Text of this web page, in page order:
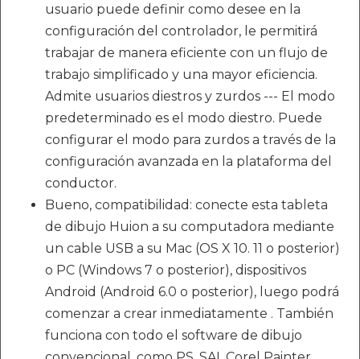
usuario puede definir como desee en la
configuración del controlador, le permitirá
trabajar de manera eficiente con un flujo de
trabajo simplificado y una mayor eficiencia.
Admite usuarios diestros y zurdos --- El modo
predeterminado es el modo diestro. Puede
configurar el modo para zurdos a través de la
configuración avanzada en la plataforma del
conductor.
Bueno, compatibilidad: conecte esta tableta
de dibujo Huion a su computadora mediante
un cable USB a su Mac (OS X 10. 11 o posterior)
o PC (Windows 7 o posterior), dispositivos
Android (Android 6.0 o posterior), luego podrá
comenzar a crear inmediatamente . También
funciona con todo el software de dibujo